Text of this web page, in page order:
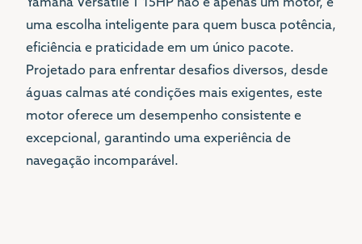
Yamaha Versatile T 15HP não é apenas um motor, é
uma escolha inteligente para quem busca potência,
eficiência e praticidade em um único pacote.
Projetado para enfrentar desafios diversos, desde
águas calmas até condições mais exigentes, este
motor oferece um desempenho consistente e
excepcional, garantindo uma experiência de
navegação incomparável.